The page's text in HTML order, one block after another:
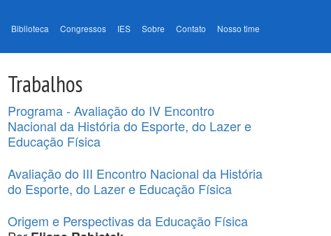
Biblioteca Congressos IES Sobre Contato Nosso time
Trabalhos
Programa - Avaliação do IV Encontro
Nacional da História do Esporte, do Lazer e
Educação Física
Avaliação do III Encontro Nacional da História
do Esporte, do Lazer e Educação Física
Origem e Perspectivas da Educação Física